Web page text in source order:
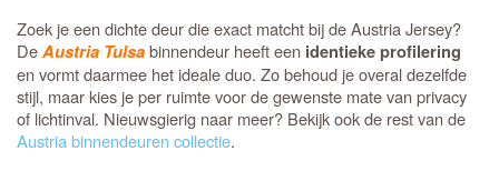
Zoek je een dichte deur die exact matcht bij de Austria Jersey?
DeAustria Tulsabinnendeur heeft een identieke profilering
en vormt daarmee het ideale duo. Zo behoud je overal dezelfde
stijl, maar kies je per ruimte voor de gewenste mate van privacy
of lichtinval. Nieuwsgierig naar meer? Bekijk ook de rest van de
Austria binnendeuren collectie.